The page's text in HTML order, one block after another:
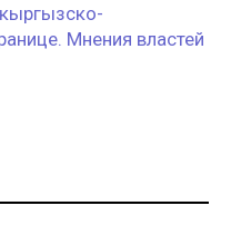
Мнения властей